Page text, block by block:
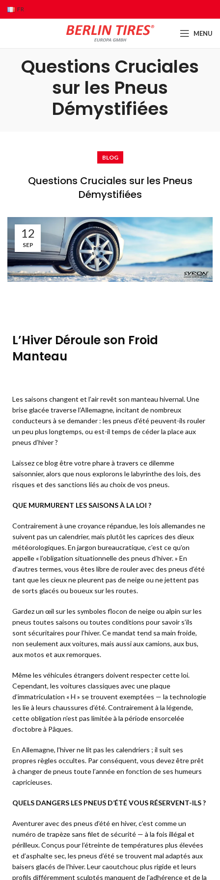
FR
MENU
Questions Cruciales
sur les Pneus
Démystifiées
BLOG
Questions Cruciales sur les Pneus
Démystifiées
12
SEP
L’Hiver Déroule son Froid
Manteau
Les saisons changent et l’air revêt son manteau hivernal. Une
brise glacée traverse l’Allemagne, incitant de nombreux
conducteurs à se demander : les pneus d’été peuvent-ils rouler
un peu plus longtemps, ou est-il temps de céder la place aux
pneus d’hiver ?
Laissez ce blog être votre phare à travers ce dilemme
saisonnier, alors que nous explorons le labyrinthe des lois, des
risques et des sanctions liés au choix de vos pneus.
QUE MURMURENT LES SAISONS À LA LOI ?
Contrairement à une croyance répandue, les lois allemandes ne
suivent pas un calendrier, mais plutôt les caprices des dieux
météorologiques. En jargon bureaucratique, c’est ce qu’on
appelle « l’obligation situationnelle des pneus d’hiver. » En
d’autres termes, vous êtes libre de rouler avec des pneus d’été
tant que les cieux ne pleurent pas de neige ou ne jettent pas
de sorts glacés ou boueux sur les routes.
Gardez un œil sur les symboles flocon de neige ou alpin sur les
pneus toutes saisons ou toutes conditions pour savoir s’ils
sont sécuritaires pour l’hiver. Ce mandat tend sa main froide,
non seulement aux voitures, mais aussi aux camions, aux bus,
aux motos et aux remorques.
Même les véhicules étrangers doivent respecter cette loi.
Cependant, les voitures classiques avec une plaque
d’immatriculation « H » se trouvent exemptées — la technologie
les lie à leurs chaussures d’été. Contrairement à la légende,
cette obligation n’est pas limitée à la période ensorcelée
d’octobre à Pâques.
En Allemagne, l’hiver ne lit pas les calendriers ; il suit ses
propres règles occultes. Par conséquent, vous devez être prêt
à changer de pneus toute l’année en fonction de ses humeurs
capricieuses.
QUELS DANGERS LES PNEUS D’ÉTÉ VOUS RÉSERVENT-ILS ?
Aventurer avec des pneus d’été en hiver, c’est comme un
numéro de trapèze sans filet de sécurité — à la fois illégal et
périlleux. Conçus pour l’étreinte de températures plus élevées
et d’asphalte sec, les pneus d’été se trouvent mal adaptés aux
baisers glacés de l’hiver. Leur caoutchouc plus rigide et leurs
profils différemment sculptés manquent de l’adhérence et de la